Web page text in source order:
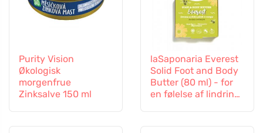
Purity Vision
Økologisk
morgenfrue
Zinksalve 150 ml
laSaponaria Everest
Solid Foot and Body
Butter (80 ml) - for
en følelse af lindring